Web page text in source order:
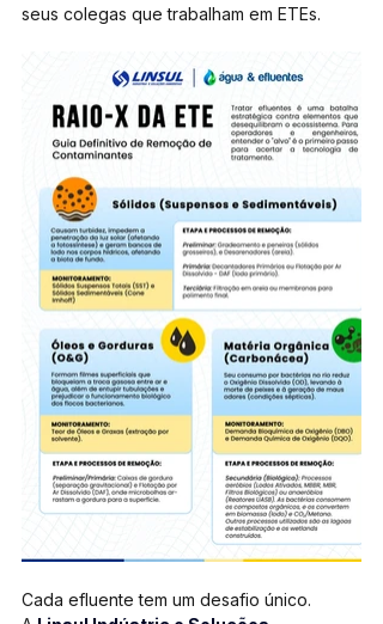
seus colegas que trabalham em ETEs.
Cada efluente tem um desafio único.